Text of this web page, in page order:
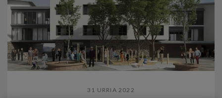
31 URRIA 2022